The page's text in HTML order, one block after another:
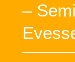
–